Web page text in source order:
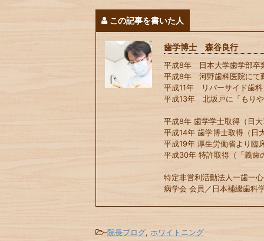
この記事を書いた人
歯学博士 森谷良行
平成8年 日本大学歯学部卒
平成8年 河野歯科医院にて
平成11年 リバーサイド歯
平成13年 北坂戸に「もり
平成8年 歯学学士取得（日
平成14年 歯学博士取得（日
平成19年 厚生労働省より臨
平成30年 特許取得（「義歯
特定非営利活動法人一歯一
病学会 会員／日本補綴歯科
-院長ブログ, ホワイトニング